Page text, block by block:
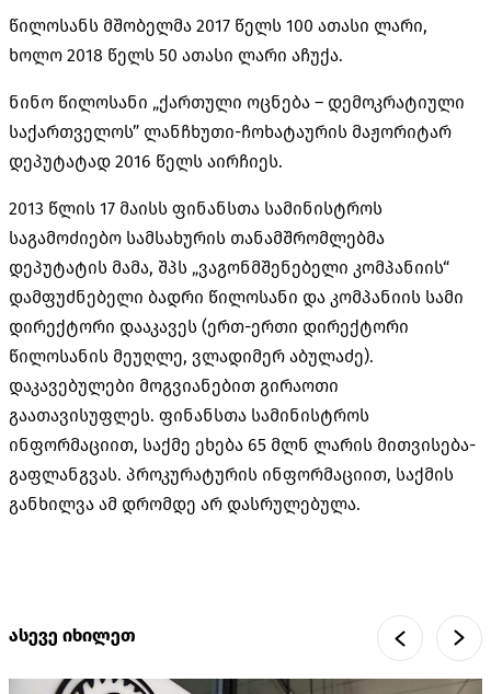
წილოსანს მშობელმა 2017 წელს 100 ათასი ლარი,
ხოლო 2018 წელს 50 ათასი ლარი აჩუქა.
ნინო წილოსანი „ქართული ოცნება – დემოკრატიული
საქართველოს” ლანჩხუთი-ჩოხატაურის მაჟორიტარ
დეპუტატად 2016 წელს აირჩიეს.
2013 წლის 17 მაისს ფინანსთა სამინისტროს
საგამოძიებო სამსახურის თანამშრომლებმა
დეპუტატის მამა, შპს „ვაგონმშენებელი კომპანიის“
დამფუძნებელი ბადრი წილოსანი და კომპანიის სამი
დირექტორი დააკავეს (ერთ-ერთი დირექტორი
წილოსანის მეუღლე, ვლადიმერ აბულაძე).
დაკავებულები მოგვიანებით გირაოთი
გაათავისუფლეს. ფინანსთა სამინისტროს
ინფორმაციით, საქმე ეხება 65 მლნ ლარის მითვისება-
გაფლანგვას. პროკურატურის ინფორმაციით, საქმის
განხილვა ამ დრომდე არ დასრულებულა.
ასევე იხილეთ